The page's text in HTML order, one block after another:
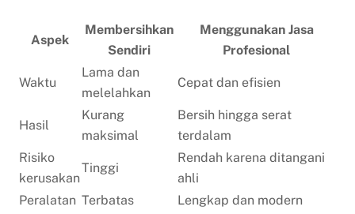
Aspek
Membersihkan
Sendiri
Menggunakan Jasa
Profesional
Waktu
Lama dan
melelahkan
Cepat dan efisien
Hasil
Kurang
maksimal
Bersih hingga serat
terdalam
Risiko
kerusakan
Tinggi
Rendah karena ditangani
ahli
Peralatan Terbatas Lengkap dan modern